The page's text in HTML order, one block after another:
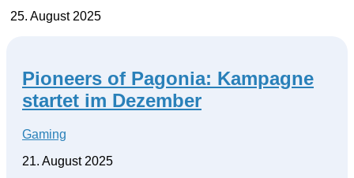
25. August 2025
Pioneers of Pagonia: Kampagne
startet im Dezember
Gaming
21. August 2025